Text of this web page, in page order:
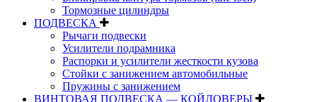
Тормозные цилиндры
ПОДВЕСКА
Рычаги подвески
Усилители подрамника
Распорки и усилители жесткости кузова
Стойки с занижением автомобильные
Пружины с занижением
ВИНТОВАЯ ПОДВЕСКА — КОЙЛОВЕРЫ